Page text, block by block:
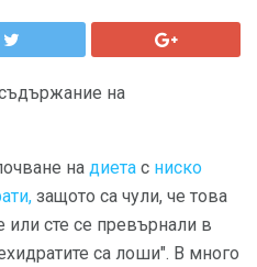
на
на диета с ниско
защото са чули, че това
или сте се превърнали в
са лоши". В много